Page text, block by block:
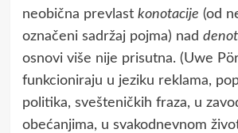
neobična prevlast konotacije (od
označeni sadržaj pojma) nad
osnovi više nije prisutna. (Uwe
funkcioniraju u jeziku reklama,
politika, svešteničkih fraza, u
obećanjima, u svakodnevnom